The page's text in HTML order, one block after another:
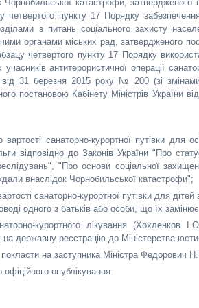
катастрофи, затвердженого
пункту 17 Порядку
з питань соціального захисту
органами міських рад, затвердженого
четвертого пункту 17 Порядку
антитерористичної операції
від 31 березня 2015 року № 200 (зі
постановою Кабінету Міністрів
санаторно-курортної путівки для
відповідно до Законів України "Про
"Про основи соціальної
внаслідок Чорнобильської катастрофи";
санаторно-курортної путівки для дітей
одного з батьків або особи, що їх
курортного лікування (Хохленков
державну реєстрацію до Міністерства
на заступника Міністра Федорович
опублікування.